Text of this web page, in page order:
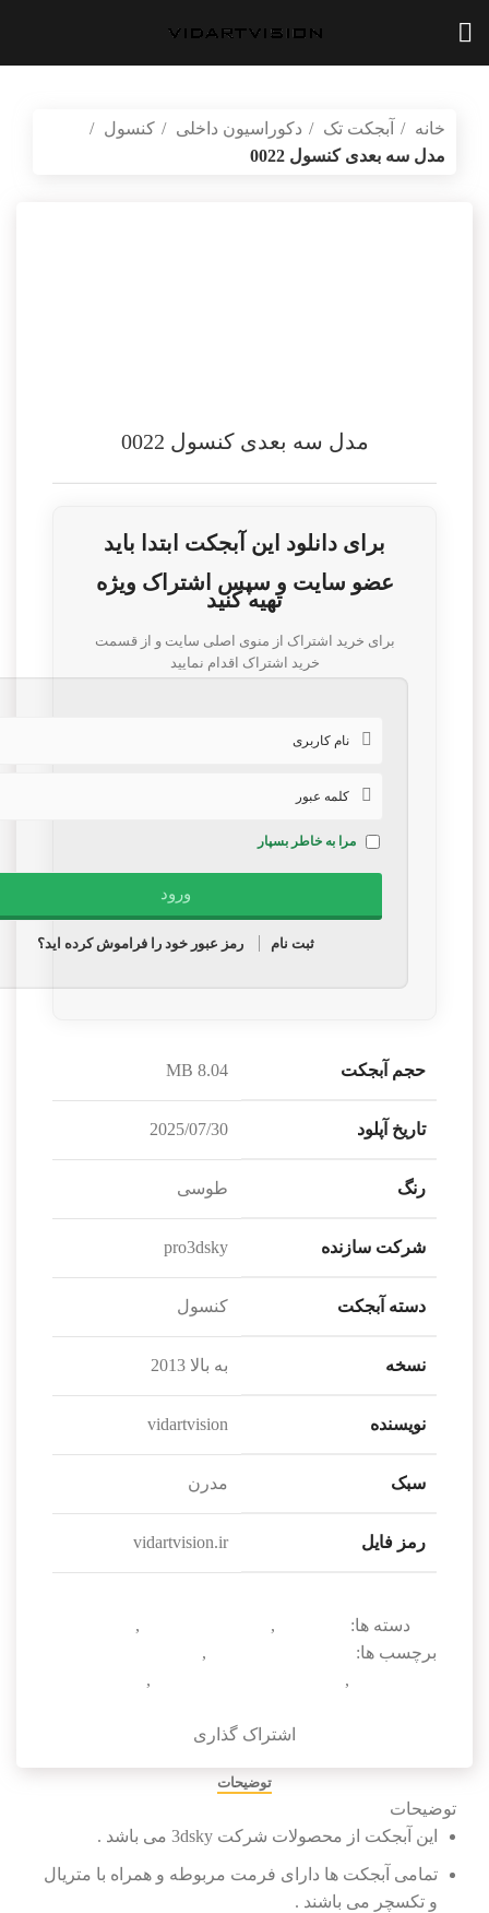
خانه آبجکت تک دکوراسیون داخلی
کنسول
مدل سه بعدی کنسول 0022
مدل سه بعدی کنسول 0022
برای دانلود این آبجکت ابتدا باید
عضو سایت و سپس اشتراک ویژه
تهیه کنید
برای خرید اشتراک از منوی اصلی سایت و از قسمت
خرید اشتراک اقدام نمایید
مرا به خاطر بسپار
ثبت نام رمز عبور خود را فراموش کرده اید؟
حجم آبجکت 8.04 MB
تاریخ آپلود 2025/07/30
رنگ طوسی
شرکت سازنده pro3dsky
دسته آبجکت کنسول
نسخه به بالا 2013
نویسنده vidartvision
سبک مدرن
رمز فایل vidartvision.ir
دسته ها: ,
,
برچسب ها:
,
,
,
اشتراک گذاری
توضیحات
توضیحات
این آبجکت از محصولات شرکت 3dsky می باشد .
تمامی آبجکت ها دارای فرمت مربوطه و همراه با متریال
و تکسچر می باشند .